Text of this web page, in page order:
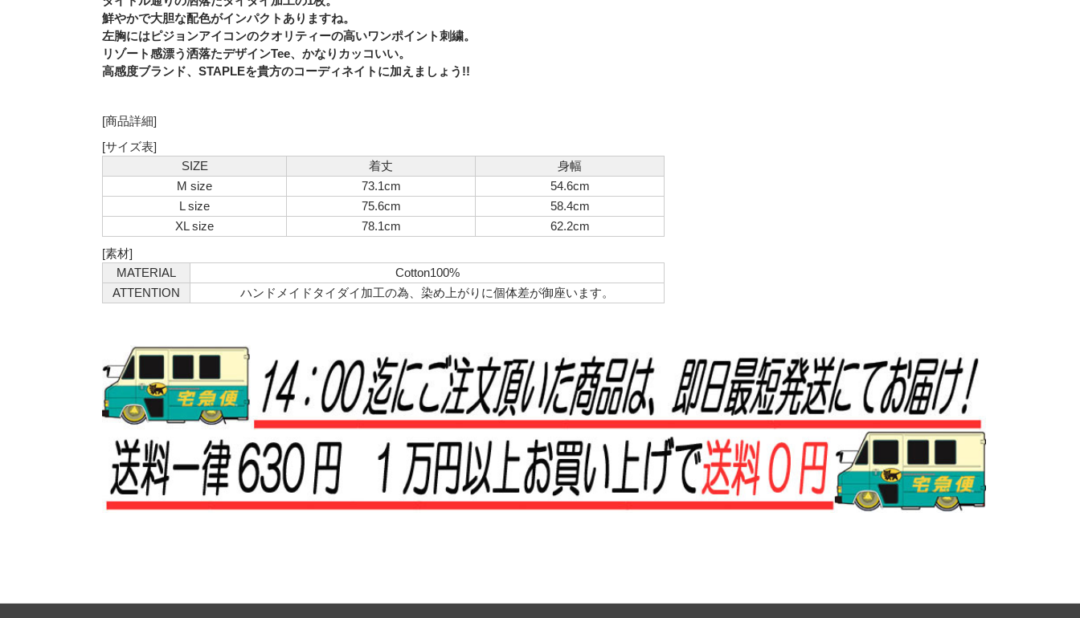
鮮やかで大胆な配色がインパクトありますね。
左胸にはピジョンアイコンのクオリティーの高いワンポイント刺繍。
リゾート感漂う洒落たデザインTee、かなりカッコいい。
高感度ブランド、STAPLEを貴方のコーディネイトに加えましょう!!
[商品詳細]
[サイズ表]
SIZE
着丈
身幅
M size
73.1cm
54.6cm
L size
75.6cm
58.4cm
XL size
78.1cm
62.2cm
[素材]
MATERIAL
Cotton100%
ATTENTION
ハンドメイドタイダイ加工の為、染め上がりに個体差が御座います。